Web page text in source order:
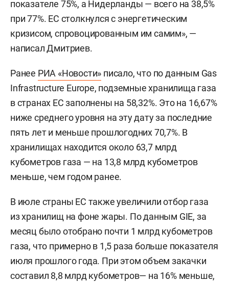
показателе 75%, а Нидерланды — всего на 38,5%
при 77%. ЕС столкнулся с энергетическим
кризисом, спровоцированным им самим», —
написал Дмитриев.
Ранее РИА «Новости» писало, что по данным Gas
Infrastructure Europe, подземные хранилища газа
в странах ЕС заполнены на 58,32%. Это на 16,67%
ниже среднего уровня на эту дату за последние
пять лет и меньше прошлогодних 70,7%. В
хранилищах находится около 63,7 млрд
кубометров газа — на 13,8 млрд кубометров
меньше, чем годом ранее.
В июле страны ЕС также увеличили отбор газа
из хранилищ на фоне жары. По данным GIE, за
месяц было отобрано почти 1 млрд кубометров
газа, что примерно в 1,5 раза больше показателя
июля прошлого года. При этом объем закачки
составил 8,8 млрд кубометров— на 16% меньше,